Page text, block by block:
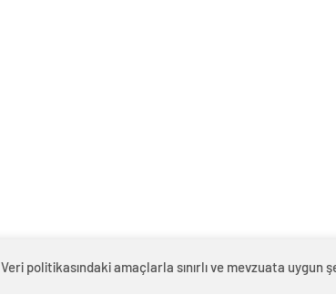
Veri politikasındaki amaçlarla sınırlı ve mevzuata